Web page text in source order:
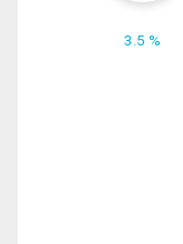
3.5 %